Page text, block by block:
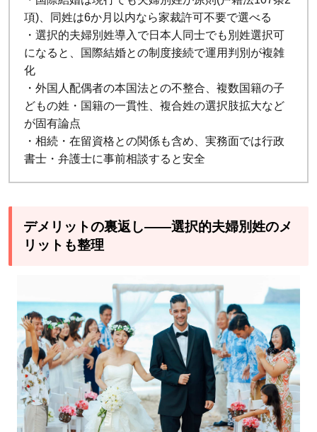
の負
担軽
減
キャ
リ
ア・
実績
の連
国際
結婚
での
イデ
ンテ
ィテ
ィ保
5
海外
項)、同姓は6か月以内なら家裁許可不要で選べる
・選択的夫婦別姓導入で日本人同士でも別姓選択可
になると、国際結婚との制度接続で運用判別が複雑
化
・外国人配偶者の本国法との不整合、複数国籍の子
どもの姓・国籍の一貫性、複合姓の選択肢拡大など
が固有論点
・相続・在留資格との関係も含め、実務面では行政
書士・弁護士に事前相談すると安全
デメリットの裏返し——選択的夫婦別姓のメ
リットも整理